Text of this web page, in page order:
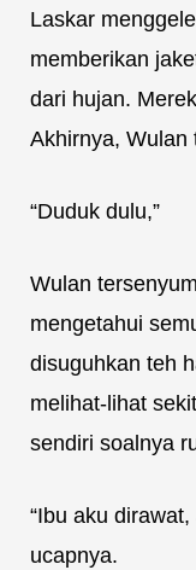
Laskar
memberikan
dari hujan.
Akhirnya, Wulan
“Duduk dulu,”
Wulan
mengetahui
disuguhkan teh
melihat-lihat
sendiri soalnya
“Ibu aku
ucapnya.